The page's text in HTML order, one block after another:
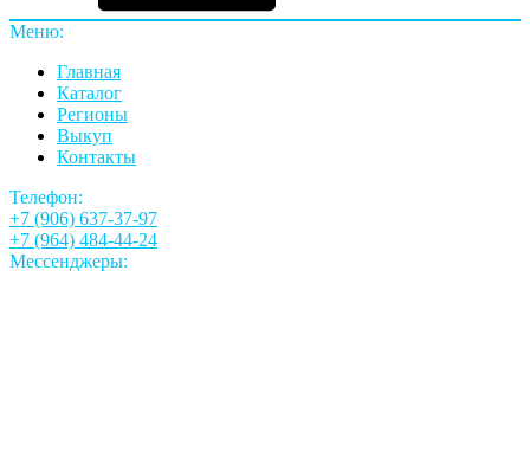
Меню:
Главная
Каталог
Регионы
Выкуп
Контакты
Телефон:
+7 (906) 637-37-97
+7 (964) 484-44-24
Мессенджеры: